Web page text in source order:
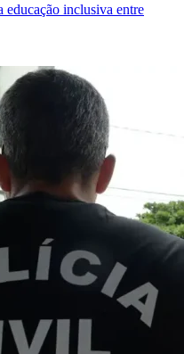
educação inclusiva entre